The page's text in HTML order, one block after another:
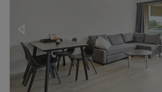
Previous